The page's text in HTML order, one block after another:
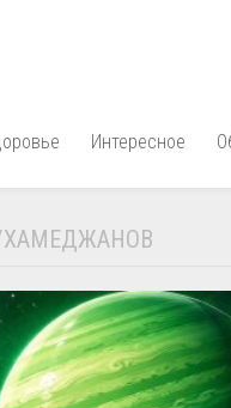
Интересное